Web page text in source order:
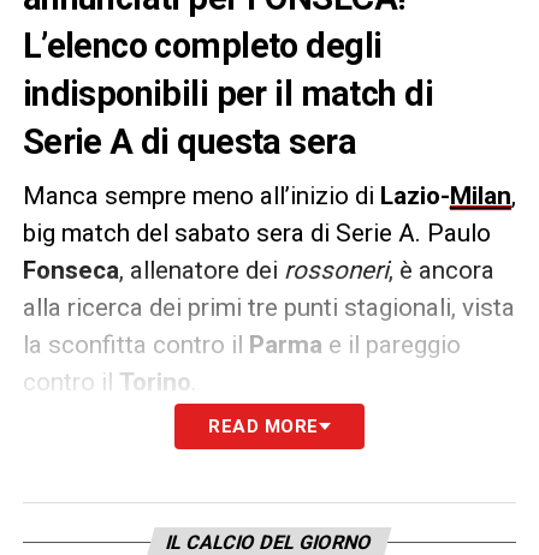
L’elenco completo degli
indisponibili per il match di
Serie A di questa sera
Manca sempre meno all’inizio di Lazio-Milan,
big match del sabato sera di Serie A. Paulo
Fonseca, allenatore dei rossoneri, è ancora
alla ricerca dei primi tre punti stagionali, vista
la sconfitta contro il Parma e il pareggio
contro il Torino
Questa sera, però, ilportoghese
READ MORE
IL CALCIO DEL GIORNO